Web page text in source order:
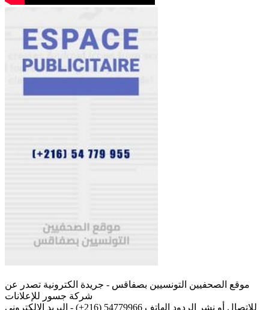
موقع الصحفيين التونسيين بصفاقس - جريدة الكترونية تصدر عن
شركة جسور للإعلانات
للإتصال أو نشر الردود الهاتف 54779966 (216+) - البريد الإلكتروني